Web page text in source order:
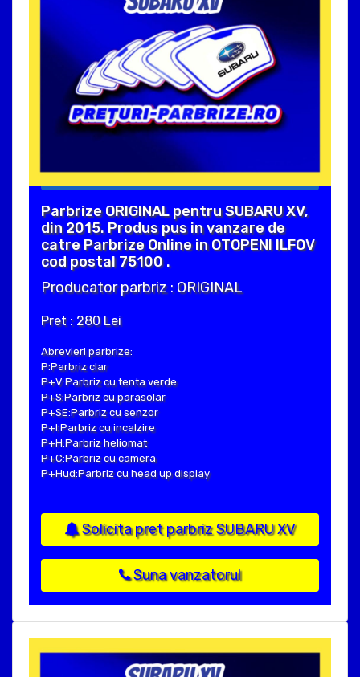
Parbrize ORIGINAL pentru SUBARU XV,
din 2015. Produs pus in vanzare de
catre Parbrize Online in OTOPENI ILFOV
cod postal 75100 .
Producator parbriz : ORIGINAL
Pret : 280 Lei
Abrevieri parbrize:
P:Parbriz clar
P+V:Parbriz cu tenta verde
P+S:Parbriz cu parasolar
P+SE:Parbriz cu senzor
P+I:Parbriz cu incalzire
P+H:Parbriz heliomat
P+C:Parbriz cu camera
P+Hud:Parbriz cu head up display
Solicita pret parbriz SUBARU XV
Suna vanzatorul